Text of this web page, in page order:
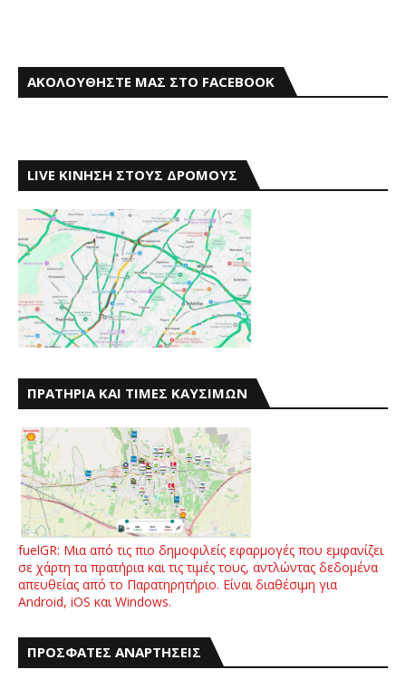
ΑΚΟΛΟΥΘΗΣΤΕ ΜΑΣ ΣΤΟ FACEBOOK
LIVE ΚΙΝΗΣΗ ΣΤΟΥΣ ΔΡΟΜΟΥΣ
ΠΡΑΤΗΡΙΑ ΚΑΙ ΤΙΜΕΣ ΚΑΥΣΙΜΩΝ
fuelGR: Μια από τις πιο δημοφιλείς εφαρμογές που εμφανίζει
σε χάρτη τα πρατήρια και τις τιμές τους, αντλώντας δεδομένα
απευθείας από το Παρατηρητήριο. Είναι διαθέσιμη για
Android, iOS και Windows.
ΠΡΟΣΦΑΤΕΣ ΑΝΑΡΤΗΣΕΙΣ